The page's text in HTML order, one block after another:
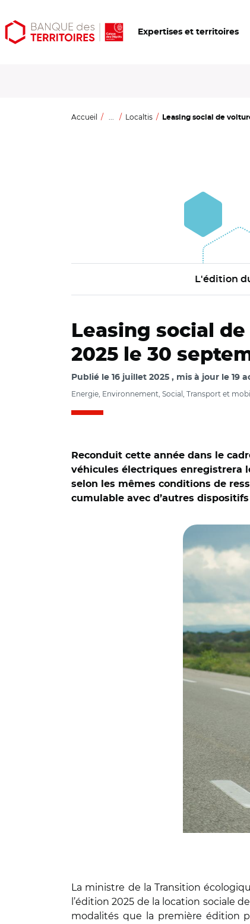
Aller
au
Aller
au
Ouvrir
les
Expertises et territoires
Accueil ... Localtis Leasing social de
L'édition
Leasing social
2025 le 30
Publié le 16 juillet 2025 mis à jour le 19
Energie, Environnement, Social, Transport et
Reconduit cette année dans le
véhicules électriques enregistrera
selon les mêmes conditions de
cumulable avec d’autres
La ministre de la Transition
l’édition 2025 de la location sociale
modalités que la première édition